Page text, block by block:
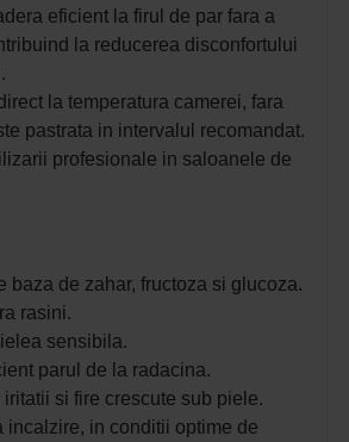
eficient la firul de par fara a
la reducerea disconfortului
la temperatura camerei, fara
pastrata in intervalul recomandat.
profesionale in saloanele de
baza de zahar, fructoza si glucoza.
rasini.
sensibila.
parul de la radacina.
si fire crescute sub piele.
incalzire, in conditii optime de